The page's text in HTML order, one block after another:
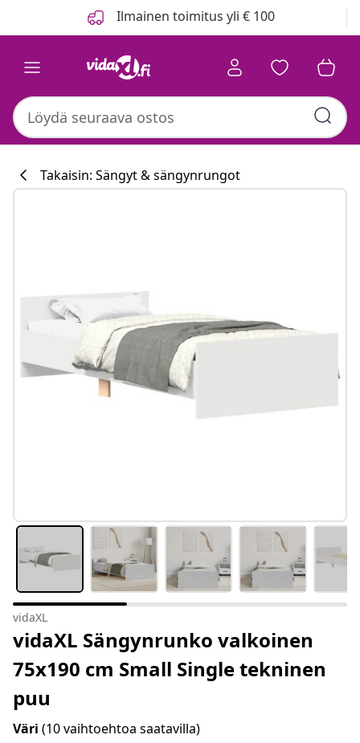
Ilmainen toimitus yli € 100
#sharemevidaxl
Takaisin: Sängyt & sängynrungot
vidaXL
vidaXL Sängynrunko valkoinen
75x190 cm Small Single tekninen
puu
Väri (10 vaihtoehtoa saatavilla)